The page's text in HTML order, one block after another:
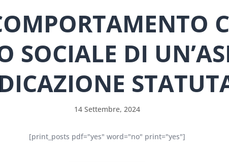
SOCIALE DI
14 Settembre, 2024
[print_posts pdf="yes" word="no" print="yes"]